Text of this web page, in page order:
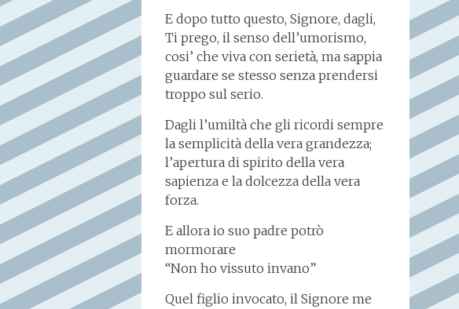
E dopo tutto questo, Signore, dagli,
Ti prego, il senso dell’umorismo,
cosi’ che viva con serietà, ma sappia
guardare se stesso senza prendersi
troppo sul serio.
Dagli l’umiltà che gli ricordi sempre
la semplicità della vera grandezza;
l’apertura di spirito della vera
sapienza e la dolcezza della vera
forza.
E allora io suo padre potrò
mormorare
“Non ho vissuto invano”
Quel figlio invocato, il Signore me